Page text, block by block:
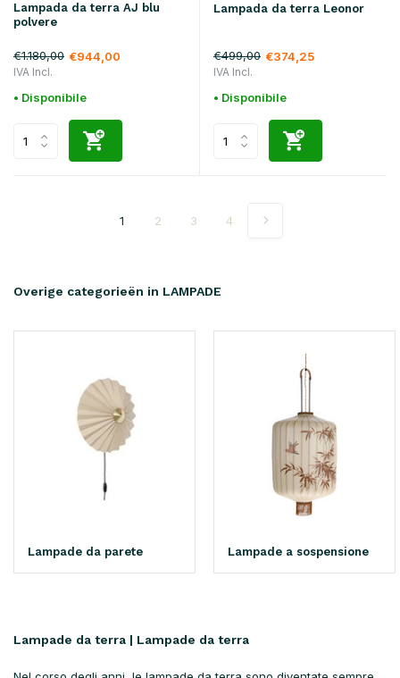
Lampada da terra AJ blu
polvere
€1.180,00 €944,00
IVA Incl.
• Disponibile
Lampada da terra Leonor
€499,00 €374,25
IVA Incl.
• Disponibile
1 2 3 4
Overige categorieën in LAMPADE
Lampade da parete Lampade a sospensione
Lampade da terra | Lampade da terra